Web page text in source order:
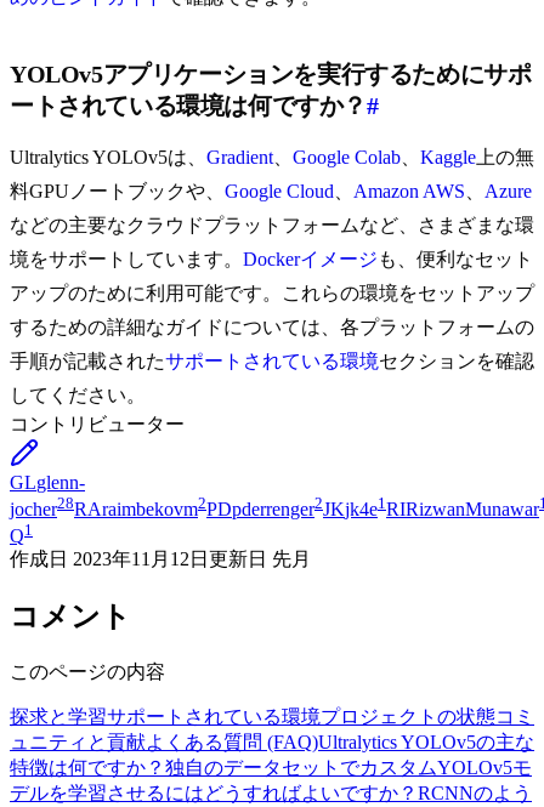
YOLOv5アプリケーションを実行するためにサポ
ートされている環境は何ですか？#
Ultralytics YOLOv5は、 Gradient Google Colab Kaggle 上の無
料GPUノートブックや、 Google Cloud Amazon AWS
Azure
などの主要なクラウドプラットフォームなど、さまざまな環
境をサポートしています。 Dockerイメージ も、便利なセット
アップのために利用可能です。これらの環境をセットアップ
するための詳細なガイドについては、各プラットフォームの
手順が記載されたサポートされている環境セクションを確認
してください。
コントリビューター
GLglenn-
jocher28RAraimbekovm2PDpderrenger2JKjk4e1 RIRizwanMunawar
Q1
作成日 2023年11月12日 更新日 先月
コメント
このページの内容
探求と学習サポートされている環境プロジェクトの状態コミ
ュニティと貢献よくある質問 (FAQ)Ultralytics YOLOv5の主な
特徴は何ですか？ 独自のデータセットでカスタムYOLOv5モ
デルを学習させるにはどうすればよいですか？ RCNNのよう